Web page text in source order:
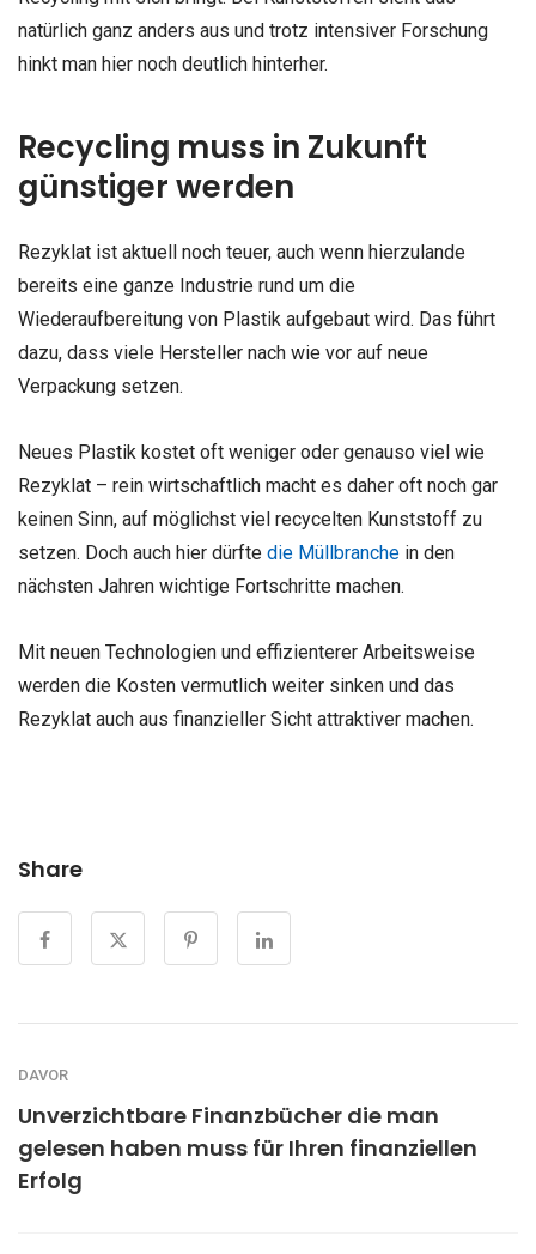
natürlich ganz anders aus und trotz intensiver Forschung
hinkt man hier noch deutlich hinterher.
Recycling muss in Zukunft
günstiger werden
Rezyklat ist aktuell noch teuer, auch wenn hierzulande
bereits eine ganze Industrie rund um die
Wiederaufbereitung von Plastik aufgebaut wird. Das führt
dazu, dass viele Hersteller nach wie vor auf neue
Verpackung setzen.
Neues Plastik kostet oft weniger oder genauso viel wie
Rezyklat – rein wirtschaftlich macht es daher oft noch gar
keinen Sinn, auf möglichst viel recycelten Kunststoff zu
setzen. Doch auch hier dürfte die Müllbranche in den
nächsten Jahren wichtige Fortschritte machen.
Mit neuen Technologien und effizienterer Arbeitsweise
werden die Kosten vermutlich weiter sinken und das
Rezyklat auch aus finanzieller Sicht attraktiver machen.
Share
DAVOR
Unverzichtbare Finanzbücher die man
gelesen haben muss für Ihren finanziellen
Erfolg